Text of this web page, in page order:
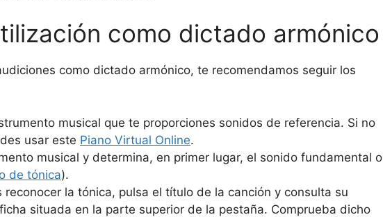
como dictado armónico
como dictado armónico, te recomendamos seguir los
musical que te proporciones sonidos de referencia. Si no
usar este Piano Virtual Online.
musical y determina, en primer lugar, el sonido fundamental o
de tónica).
reconocer la tónica, pulsa el título de la canción y consulta su
situada en la parte superior de la pestaña. Comprueba dicho